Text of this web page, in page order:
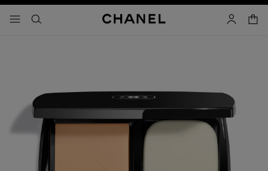
- navegación principal
buscar cuenta